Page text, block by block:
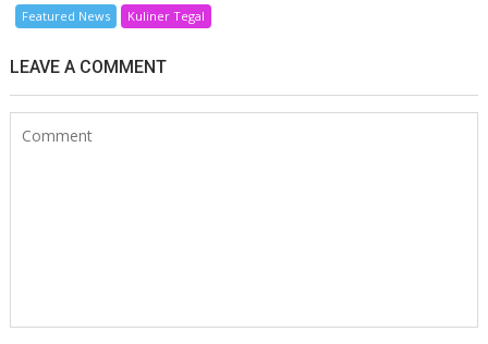
Featured News Kuliner Tegal
LEAVE A COMMENT